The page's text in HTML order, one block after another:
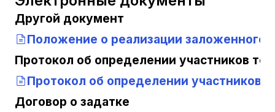
Другой документ
Положение о реализации заложенного
Протокол об определении участников
Протокол об определении участников
Договор о задатке